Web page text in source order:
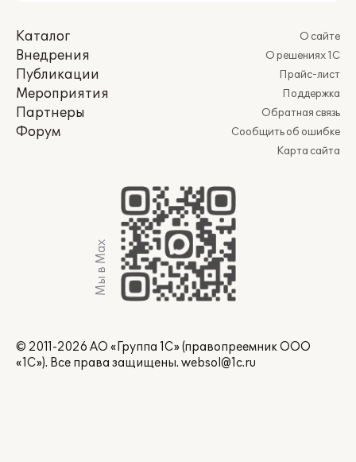
Каталог
Внедрения
Публикации
Мероприятия
Партнеры
Форум
О сайте
О решениях 1С
Прайс-лист
Поддержка
Обратная связь
Сообщить об ошибке
Карта сайта
Мы в Max
© 2011-2026 АО «Группа 1С» (правопреемник ООО
«1С»). Все права защищены. websol@1c.ru